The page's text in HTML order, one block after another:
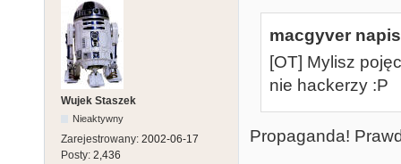
Wujek Staszek
Nieaktywny
Zarejestrowany: 2002-06-17
Posty: 2,436
macgyver
[OT] Mylisz
nie hackerzy :P
Propaganda!